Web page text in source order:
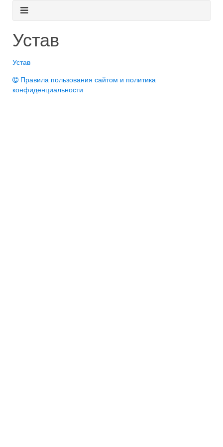
Устав
Устав
Правила пользования сайтом и политика
конфиденциальности